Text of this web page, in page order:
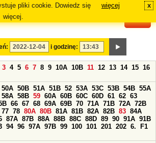
pliki cookie. Dowiedz się
więcej.
więcej x
i godzinę:
3 4 5 6 7 8 9 10A 10B 11 12 13 14 15 16
50A 50B 51A 51B 52 53A 53C 53B 54B 55A
58A 58B 59 60A 60B 60C 60D 61 62 63
66 67 68 69A 69B 70 71A 71B 72A 72B
77 78 80A 80B 81A 81B 82A 82B 83 84A
87A 87B 88A 88B 88C 88D 89 90 91A 91B
94 96 97A 97B 99 100 101 201 202 6.
F1